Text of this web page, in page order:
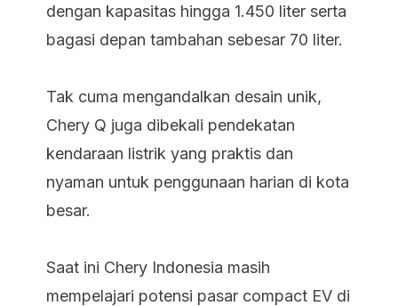
dengan kapasitas hingga 1.450 liter serta
bagasi depan tambahan sebesar 70 liter.
Tak cuma mengandalkan desain unik,
Chery Q juga dibekali pendekatan
kendaraan listrik yang praktis dan
nyaman untuk penggunaan harian di kota
besar.
Saat ini Chery Indonesia masih
mempelajari potensi pasar compact EV di